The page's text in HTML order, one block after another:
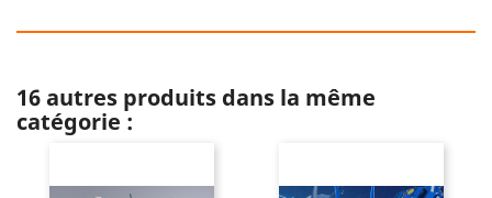
16 autres produits dans la même
catégorie :